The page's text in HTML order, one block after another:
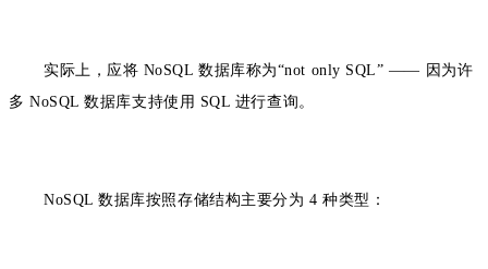
实际上，应将 NoSQL 数据库称为“not only SQL” —— 因为许
多 NoSQL 数据库支持使用 SQL 进行查询。
NoSQL 数据库按照存储结构主要分为 4 种类型：